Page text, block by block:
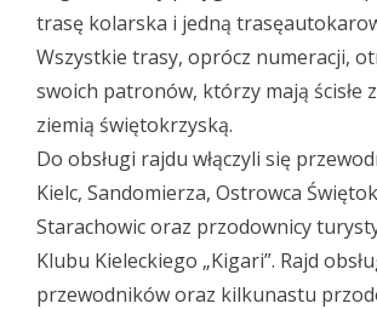
trasę kolarska i jedną
Wszystkie trasy, oprócz numeracji,
swoich patronów, którzy mają ścisłe
ziemią świętokrzyską.
Do obsługi rajdu włączyli się
Kielc, Sandomierza, Ostrowca
Starachowic oraz przodownicy
Klubu Kieleckiego „Kigari”. Rajd
przewodników oraz kilkunastu